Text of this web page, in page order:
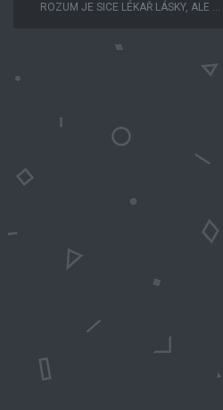
ROZUM JE SICE LÉKAŘ LÁSKY, ALE ...